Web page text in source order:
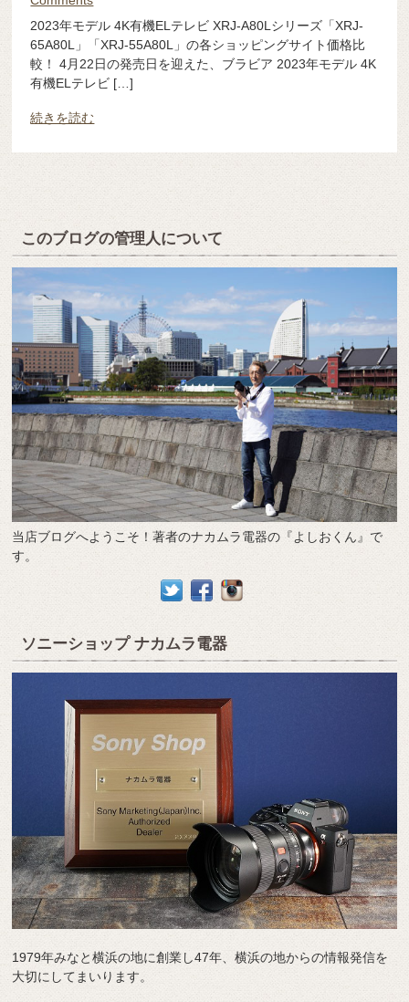
2023年モデル 4K有機ELテレビ XRJ-A80Lシリーズ「XRJ-
65A80L」「XRJ-55A80L」の各ショッピングサイト価格比
較！ 4月22日の発売日を迎えた、ブラビア 2023年モデル 4K
有機ELテレビ […]
続きを読む
このブログの管理人について
当店ブログへようこそ！著者のナカムラ電器の『よしおくん』で
す。
ソニーショップ ナカムラ電器
1979年みなと横浜の地に創業し47年、横浜の地からの情報発信を
大切にしてまいります。